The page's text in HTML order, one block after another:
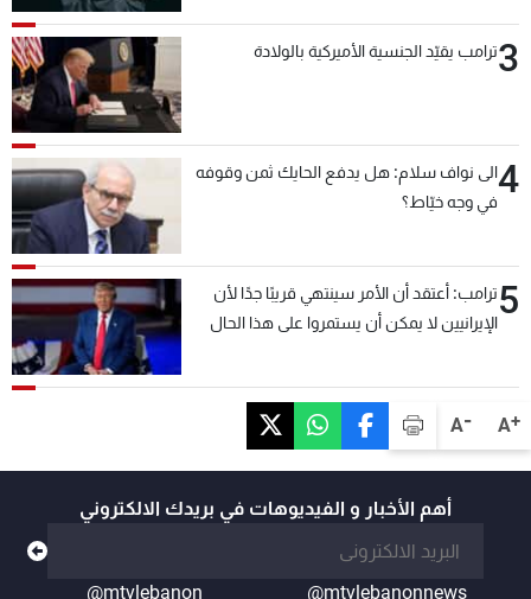
A+
A-
3ترامب يقيّد الجنسية الأميركية بالولادة
4الى نواف سلام: هل يدفع الحايك ثمن وقوفه
في وجه خيّاط؟
5ترامب: أعتقد أن الأمر سينتهي قريبًا جدًا لأن
الإيرانيين لا يمكن أن يستمروا على هذا الحال
أهم الأخبار و الفيديوهات في بريدك الالكتروني
@mtvlebanonnews
@mtvlebanon